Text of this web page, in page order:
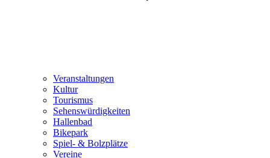
Veranstaltungen
Kultur
Tourismus
Sehenswürdigkeiten
Hallenbad
Bikepark
Spiel- & Bolzplätze
Vereine